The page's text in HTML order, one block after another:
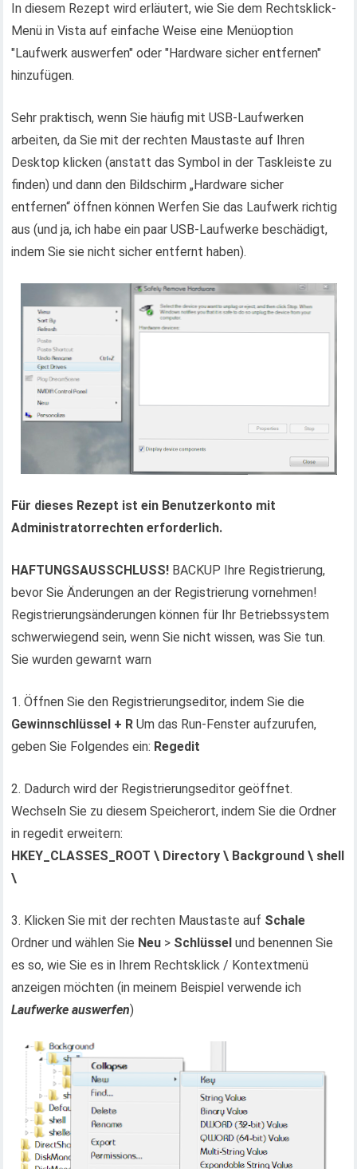
In diesem Rezept wird erläutert, wie Sie dem Rechtsklick-
Menü in Vista auf einfache Weise eine Menüoption
"Laufwerk auswerfen" oder "Hardware sicher entfernen"
hinzufügen.
Sehr praktisch, wenn Sie häufig mit USB-Laufwerken
arbeiten, da Sie mit der rechten Maustaste auf Ihren
Desktop klicken (anstatt das Symbol in der Taskleiste zu
finden) und dann den Bildschirm „Hardware sicher
entfernen“ öffnen können Werfen Sie das Laufwerk richtig
aus (und ja, ich habe ein paar USB-Laufwerke beschädigt,
indem Sie sie nicht sicher entfernt haben).
Für dieses Rezept ist ein Benutzerkonto mit
Administratorrechten erforderlich.
HAFTUNGSAUSSCHLUSS! BACKUP Ihre Registrierung,
bevor Sie Änderungen an der Registrierung vornehmen!
Registrierungsänderungen können für Ihr Betriebssystem
schwerwiegend sein, wenn Sie nicht wissen, was Sie tun.
Sie wurden gewarnt warn
1. Öffnen Sie den Registrierungseditor, indem Sie die
Gewinnschlüssel + R Um das Run-Fenster aufzurufen,
geben Sie Folgendes ein: Regedit
2. Dadurch wird der Registrierungseditor geöffnet.
Wechseln Sie zu diesem Speicherort, indem Sie die Ordner
in regedit erweitern:
HKEY_CLASSES_ROOT \ Directory \ Background \ shell
\
3. Klicken Sie mit der rechten Maustaste auf Schale
Ordner und wählen Sie Neu > Schlüsselund benennen Sie
es so, wie Sie es in Ihrem Rechtsklick / Kontextmenü
anzeigen möchten (in meinem Beispiel verwende ich
Laufwerke auswerfen)